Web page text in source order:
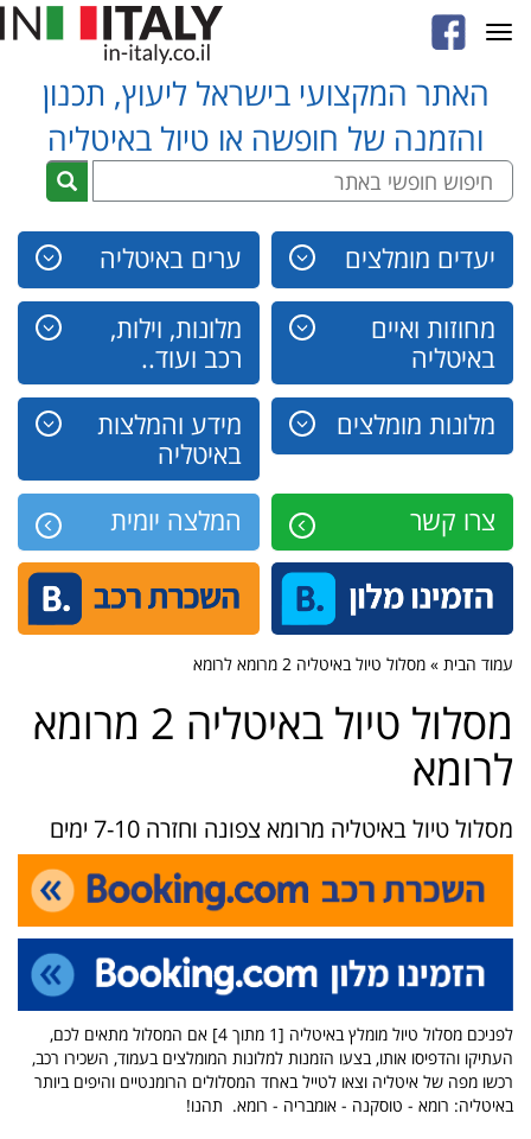
האתר המקצועי בישראל ליעוץ, תכנון
והזמנה של חופשה או טיול באיטליה
יעדים מומלצים ערים באיטליה
מחוזות ואיים
באיטליה
מלונות, וילות,
רכב ועוד..
מלונות מומלצים
מידע והמלצות
באיטליה
צרו קשר
המלצה יומית
Toggle
navigation
עמוד הבית » מסלול טיול באיטליה 2 מרומא לרומא
מסלול טיול באיטליה 2 מרומא
לרומא
מסלול טיול באיטליה מרומא צפונה וחזרה 7-10 ימים
לפניכם מסלול טיול מומלץ באיטליה [1 מתוך 4] אם המסלול מתאים לכם,
העתיקו והדפיסו אותו, בצעו הזמנות למלונות המומלצים בעמוד, השכירו רכב,
רכשו מפה של איטליה וצאו לטייל באחד המסלולים הרומנטיים והיפים ביותר
באיטליה: רומא - טוסקנה - אומבריה - רומא. תהנו!